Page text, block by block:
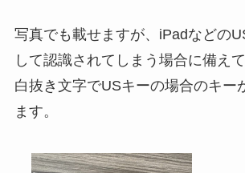
写真でも載せますが、iPadなどの
して認識されてしまう場合に備え
白抜き文字でUSキーの場合のキー
ます。